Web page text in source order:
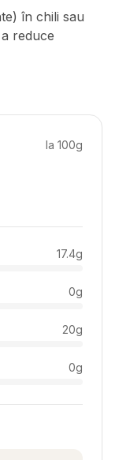
în chili sau
reduce
la 100g
17.4g
0g
20g
0g